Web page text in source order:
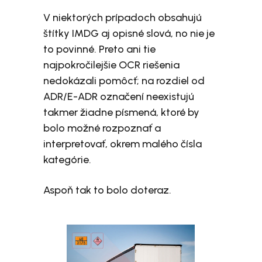
V niektorých prípadoch obsahujú
štítky IMDG aj opisné slová, no nie je
to povinné. Preto ani tie
najpokročilejšie OCR riešenia
nedokázali pomôcť; na rozdiel od
ADR/E-ADR označení neexistujú
takmer žiadne písmená, ktoré by
bolo možné rozpoznať a
interpretovať, okrem malého čísla
kategórie.
Aspoň tak to bolo doteraz.